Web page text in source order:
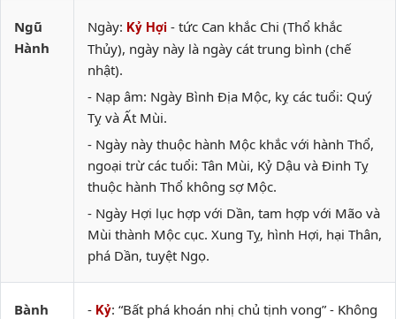
Ngũ
Hành
Ngày: Kỷ Hợi - tức Can khắc Chi (Thổ khắc
Thủy), ngày này là ngày cát trung bình (chế
nhật).
- Nạp âm: Ngày Bình Địa Mộc, kỵ các tuổi: Quý
Tỵ và Ất Mùi.
- Ngày này thuộc hành Mộc khắc với hành Thổ,
ngoại trừ các tuổi: Tân Mùi, Kỷ Dậu và Đinh Tỵ
thuộc hành Thổ không sợ Mộc.
- Ngày Hợi lục hợp với Dần, tam hợp với Mão và
Mùi thành Mộc cục. Xung Tỵ, hình Hợi, hại Thân,
phá Dần, tuyệt Ngọ.
Bành
- Kỷ: “Bất phá khoán nhị chủ tịnh vong” - Không